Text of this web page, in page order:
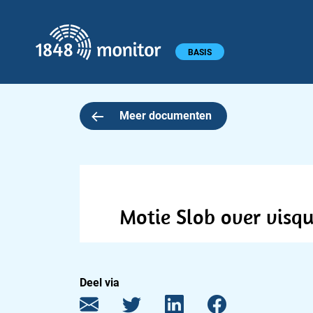
Hoofdmenu BASIS
Meer documenten
Motie Slob over
Deel via